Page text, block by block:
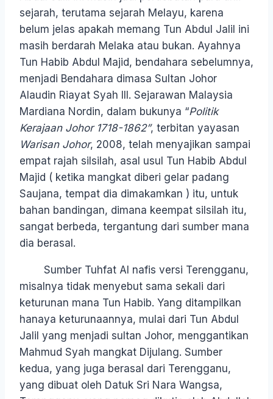
sejarah, terutama sejarah Melayu, karena
belum jelas apakah memang Tun Abdul Jalil ini
masih berdarah Melaka atau bukan. Ayahnya
Tun Habib Abdul Majid, bendahara sebelumnya,
menjadi Bendahara dimasa Sultan Johor
Alaudin Riayat Syah III. Sejarawan Malaysia
Mardiana Nordin, dalam bukunya “Politik
Kerajaan Johor 1718-1862”, terbitan yayasan
Warisan Johor, 2008, telah menyajikan sampai
empat rajah silsilah, asal usul Tun Habib Abdul
Majid ( ketika mangkat diberi gelar padang
Saujana, tempat dia dimakamkan ) itu, untuk
bahan bandingan, dimana keempat silsilah itu,
sangat berbeda, tergantung dari sumber mana
dia berasal.
Sumber Tuhfat Al nafis versi Terengganu,
misalnya tidak menyebut sama sekali dari
keturunan mana Tun Habib. Yang ditampilkan
hanaya keturunaannya, mulai dari Tun Abdul
Jalil yang menjadi sultan Johor, menggantikan
Mahmud Syah mangkat Dijulang. Sumber
kedua, yang juga berasal dari Terengganu,
yang dibuat oleh Datuk Sri Nara Wangsa,